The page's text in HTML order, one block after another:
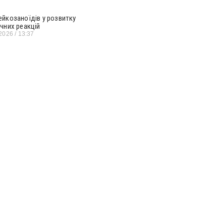
у розвитку
реакцій
13:37